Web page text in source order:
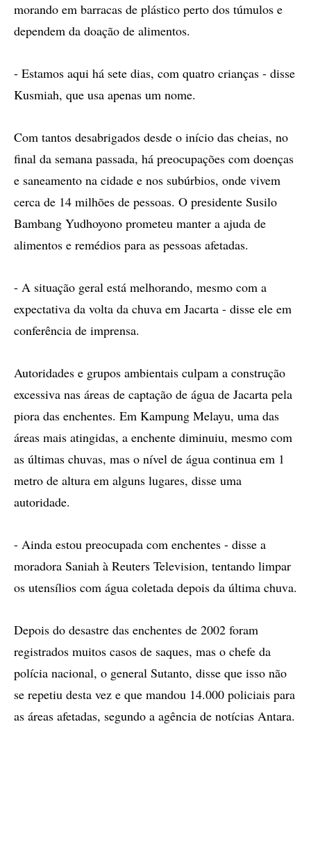
morando em barracas de plástico perto dos túmulos e
dependem da doação de alimentos.
- Estamos aqui há sete dias, com quatro crianças - disse
Kusmiah, que usa apenas um nome.
Com tantos desabrigados desde o início das cheias, no
final da semana passada, há preocupações com doenças
e saneamento na cidade e nos subúrbios, onde vivem
cerca de 14 milhões de pessoas. O presidente Susilo
Bambang Yudhoyono prometeu manter a ajuda de
alimentos e remédios para as pessoas afetadas.
- A situação geral está melhorando, mesmo com a
expectativa da volta da chuva em Jacarta - disse ele em
conferência de imprensa.
Autoridades e grupos ambientais culpam a construção
excessiva nas áreas de captação de água de Jacarta pela
piora das enchentes. Em Kampung Melayu, uma das
áreas mais atingidas, a enchente diminuiu, mesmo com
as últimas chuvas, mas o nível de água continua em 1
metro de altura em alguns lugares, disse uma
autoridade.
- Ainda estou preocupada com enchentes - disse a
moradora Saniah à Reuters Television, tentando limpar
os utensílios com água coletada depois da última chuva.
Depois do desastre das enchentes de 2002 foram
registrados muitos casos de saques, mas o chefe da
polícia nacional, o general Sutanto, disse que isso não
se repetiu desta vez e que mandou 14.000 policiais para
as áreas afetadas, segundo a agência de notícias Antara.